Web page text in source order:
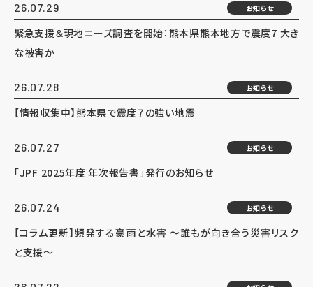
26.07.29 お知らせ
緊急支援＆現地ニーズ調査を開始：熊本県熊本地方で震度7 大き
な被害か
26.07.28 お知らせ
【情報収集中】熊本県で震度７の強い地震
26.07.27 お知らせ
「JPF 2025年度 年次報告書」発行のお知らせ
26.07.24 お知らせ
【コラム更新】頻発する豪雨と水害 ～誰もが向き合う災害リスク
と支援～